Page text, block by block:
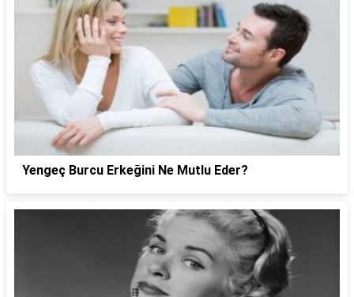
Yengeç Burcu Erkeğini Ne Mutlu Eder?